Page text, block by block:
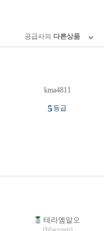
공급사의 다른상품
kma4811
5등급
테라엠알오